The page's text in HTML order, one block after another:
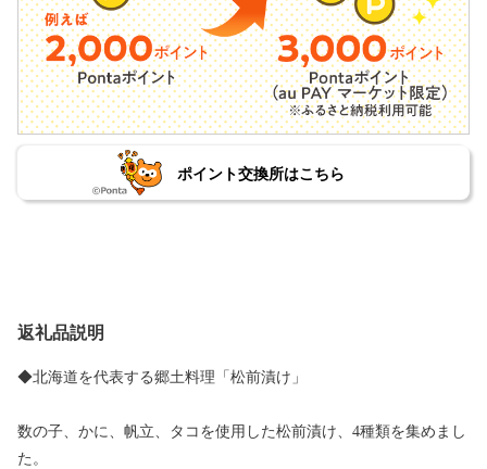
ポイント交換所はこちら
返礼品説明
◆北海道を代表する郷土料理「松前漬け」
数の子、かに、帆立、タコを使用した松前漬け、4種類を集めまし
た。